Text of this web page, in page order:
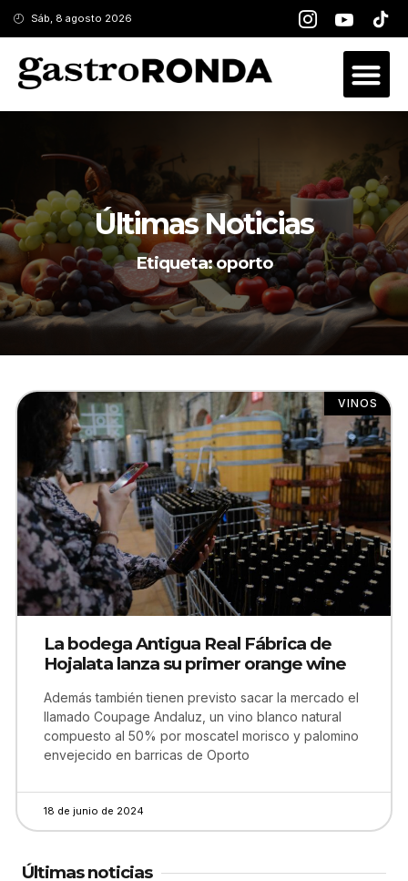
Sáb, 8 agosto 2026
Últimas Noticias
Etiqueta: oporto
VINOS
La bodega Antigua Real Fábrica de
Hojalata lanza su primer orange wine
Además también tienen previsto sacar la mercado el
llamado Coupage Andaluz, un vino blanco natural
compuesto al 50% por moscatel morisco y palomino
envejecido en barricas de Oporto
18 de junio de 2024
Últimas noticias